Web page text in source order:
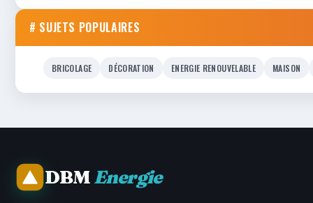
# SUJETS POPULAIRES
BRICOLAGE DÉCORATION ENERGIE RENOUVELABLE MAISON
DBMEnergie